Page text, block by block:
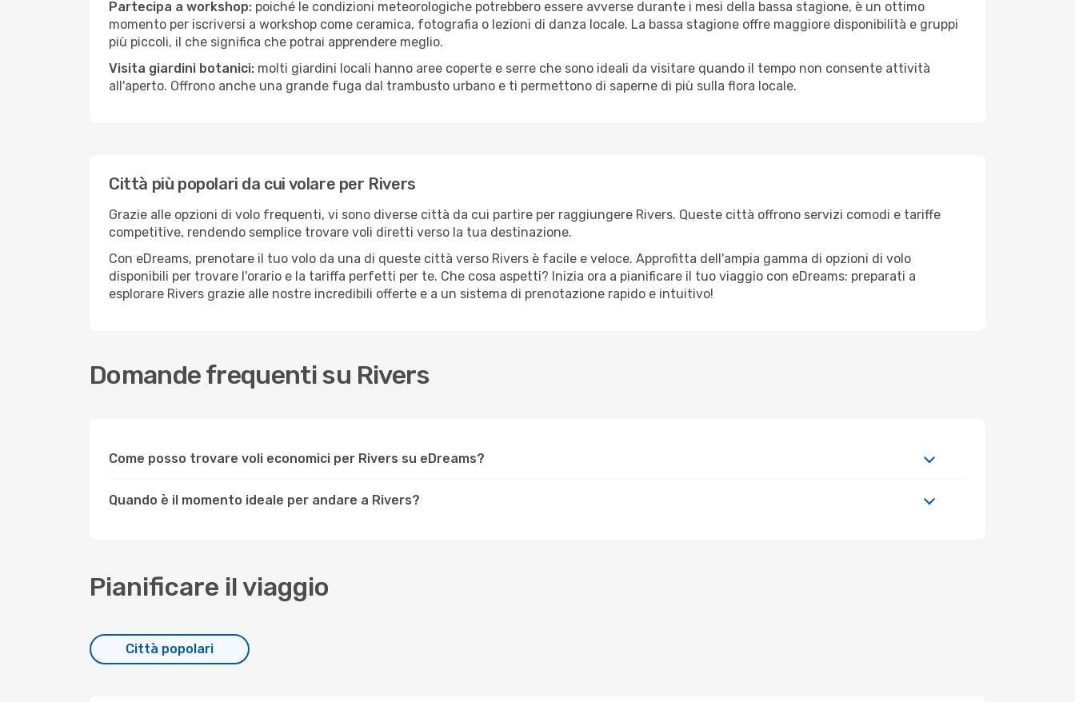
Partecipa a workshop: poiché le condizioni meteorologiche potrebbero essere avverse durante i mesi della bassa stagione, è un ottimo
momento per iscriversi a workshop come ceramica, fotografia o lezioni di danza locale. La bassa stagione offre maggiore disponibilità e gruppi
più piccoli, il che significa che potrai apprendere meglio.
Visita giardini botanici: molti giardini locali hanno aree coperte e serre che sono ideali da visitare quando il tempo non consente attività
all'aperto. Offrono anche una grande fuga dal trambusto urbano e ti permettono di saperne di più sulla flora locale.
Città più popolari da cui volare per Rivers
Grazie alle opzioni di volo frequenti, vi sono diverse città da cui partire per raggiungere Rivers. Queste città offrono servizi comodi e tariffe
competitive, rendendo semplice trovare voli diretti verso la tua destinazione.
Con eDreams, prenotare il tuo volo da una di queste città verso Rivers è facile e veloce. Approfitta dell'ampia gamma di opzioni di volo
disponibili per trovare l'orario e la tariffa perfetti per te. Che cosa aspetti? Inizia ora a pianificare il tuo viaggio con eDreams: preparati a
esplorare Rivers grazie alle nostre incredibili offerte e a un sistema di prenotazione rapido e intuitivo!
Domande frequenti su Rivers
Come posso trovare voli economici per Rivers su eDreams?
Quando è il momento ideale per andare a Rivers?
Pianificare il viaggio
Città popolari